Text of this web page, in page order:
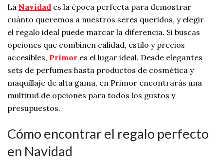
La Navidad es la época perfecta para demostrar
cuánto queremos a nuestros seres queridos, y elegir
el regalo ideal puede marcar la diferencia. Si buscas
opciones que combinen calidad, estilo y precios
accesibles, Primor es el lugar ideal. Desde elegantes
sets de perfumes hasta productos de cosmética y
maquillaje de alta gama, en Primor encontrarás una
multitud de opciones para todos los gustos y
presupuestos.
Cómo encontrar el regalo perfecto
en Navidad